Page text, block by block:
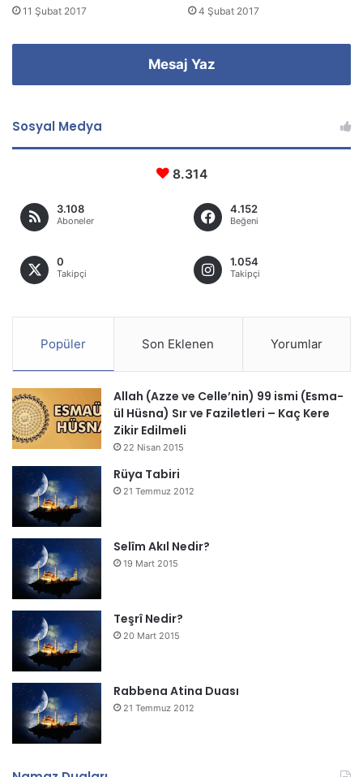
11 Şubat 2017 4 Şubat 2017
Mesaj Yaz
Sosyal Medya
8.314
3.108
Aboneler
4.152
Beğeni
0
Takipçi
1.054
Takipçi
Popüler Son Eklenen Yorumlar
Allah (Azze ve Celle’nin) 99 ismi (Esma-
ül Hüsna) Sır ve Faziletleri – Kaç Kere
Zikir Edilmeli
22 Nisan 2015
Rüya Tabiri
21 Temmuz 2012
Selîm Akıl Nedir?
19 Mart 2015
Teşrî Nedir?
20 Mart 2015
Rabbena Atina Duası
21 Temmuz 2012